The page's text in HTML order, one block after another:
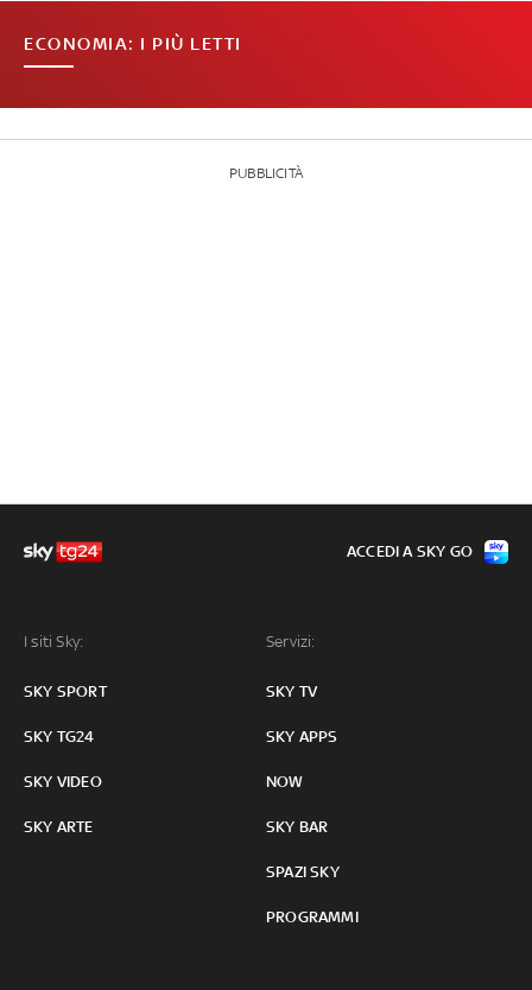
ECONOMIA: I PIÙ LETTI
PUBBLICITÀ
I siti Sky:
SKY SPORT
SKY TG24
SKY VIDEO
SKY ARTE
Servizi:
SKY TV
SKY APPS
NOW
SKY BAR
SPAZI SKY
PROGRAMMI
ACCEDI A SKY GO